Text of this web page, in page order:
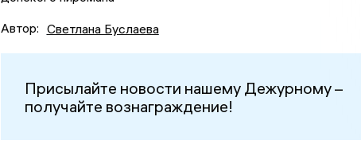
Автор: Светлана Буслаева
Присылайте новости нашему Дежурному –
получайте вознаграждение!